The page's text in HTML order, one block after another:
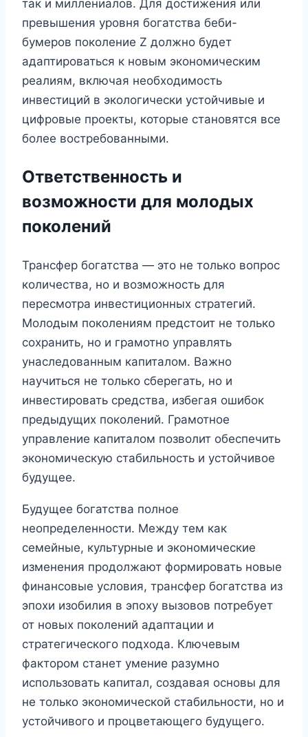
так и миллениалов. Для достижения или
превышения уровня богатства беби-
бумеров поколение Z должно будет
адаптироваться к новым экономическим
реалиям, включая необходимость
инвестиций в экологически устойчивые и
цифровые проекты, которые становятся все
более востребованными.
Ответственность и
возможности для молодых
поколений
Трансфер богатства — это не только вопрос
количества, но и возможность для
пересмотра инвестиционных стратегий.
Молодым поколениям предстоит не только
сохранить, но и грамотно управлять
унаследованным капиталом. Важно
научиться не только сберегать, но и
инвестировать средства, избегая ошибок
предыдущих поколений. Грамотное
управление капиталом позволит обеспечить
экономическую стабильность и устойчивое
будущее.
Будущее богатства полное
неопределенности. Между тем как
семейные, культурные и экономические
изменения продолжают формировать новые
финансовые условия, трансфер богатства из
эпохи изобилия в эпоху вызовов потребует
от новых поколений адаптации и
стратегического подхода. Ключевым
фактором станет умение разумно
использовать капитал, создавая основы для
не только экономической стабильности, но и
устойчивого и процветающего будущего.